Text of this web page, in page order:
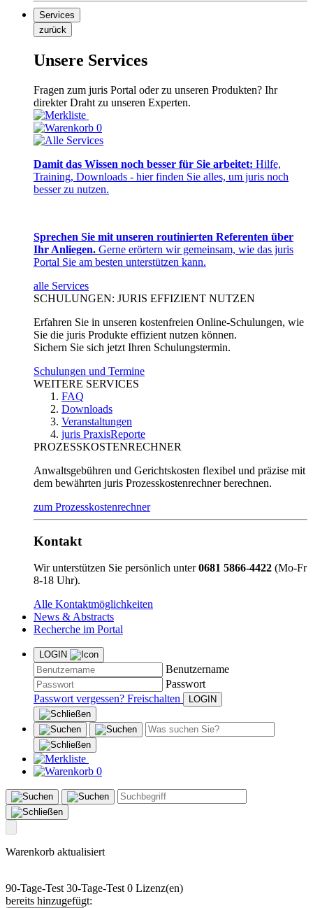
Services
zurück
Unsere Services
Fragen zum juris Portal oder zu unseren Produkten? Ihr
direkter Draht zu unseren Experten.
0
Damit das Wissen noch besser für Sie arbeitet: Hilfe,
Training, Downloads - hier finden Sie alles, um juris noch
besser zu nutzen.
Sprechen Sie mit unseren routinierten Referenten über
Ihr Anliegen. Gerne erörtern wir gemeinsam, wie das juris
Portal Sie am besten unterstützen kann.
alle Services
SCHULUNGEN: JURIS EFFIZIENT NUTZEN
Erfahren Sie in unseren kostenfreien Online-Schulungen, wie
Sie die juris Produkte effizient nutzen können.
Sichern Sie sich jetzt Ihren Schulungstermin.
Schulungen und Termine
WEITERE SERVICES
FAQ
Downloads
Veranstaltungen
juris PraxisReporte
PROZESSKOSTENRECHNER
Anwaltsgebühren und Gerichtskosten flexibel und präzise mit
dem bewährten juris Prozesskostenrechner berechnen.
zum Prozesskostenrechner
Kontakt
Wir unterstützen Sie persönlich unter0681 5866-4422 (Mo-Fr
8-18 Uhr).
Alle Kontaktmöglichkeiten
News & Abstracts
Recherche im Portal
LOGIN
Benutzername
Passwort
Passwort vergessen? Freischalten
0
Warenkorb aktualisiert
90-Tage-Test 30-Tage-Test 0 Lizenz(en)
bereits hinzugefügt: